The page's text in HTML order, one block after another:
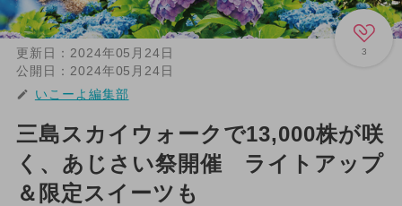
3
更新日： 2024年05月24日
公開日： 2024年05月24日
いこーよ編集部
三島スカイウォークで13,000株が咲
く、あじさい祭開催 ライトアップ
＆限定スイーツも